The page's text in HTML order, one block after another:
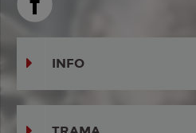
INFO